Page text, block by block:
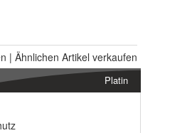
| Ähnlichen Artikel verkaufen
Platin